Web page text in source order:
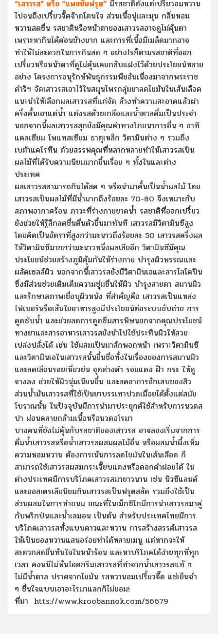
“เสาวรส” หรือ “แพชชั่นฟรุต” มีรสชาติตั้งแต่เปรี้ยวอมหวาน
ไปจนถึงเปรี้ยวจี๊ดจ๊าดโดนใจ ส่วนเนื้อนุ่มละมุน กลิ่นหอม
หวานสดชื่น รสชาติหรือหน้าตาของเสาวรสอาจดูไม่คุ้นตา
เพราะหากินได้ค่อนข้างยาก และการที่เนื้อมีเมล็ดมากอาจ
ทำให้ไม่สะดวกในการกินสด ๆ อย่างไรก็ตามรสชาติที่ออก
เปรี้ยวหรือหน้าตาที่ดูไม่คุ้นเคยกลับแฝงไว้ด้วยประโยชน์หลาย
อย่าง โครงการอนุรักษ์พันธุกรรมพืชอันเนื่องมาจากพระราช
ดำริฯ จัดเสาวรสเอาไว้ในสมุนไพรกลุ่มยาลดไขมันในเส้นเลือด
แนะนำให้เลือกผลเสาวรสที่แก่จัด ล้างทำความสะอาดแล้วผ่า
ครึ่งคั้นเอาแต่น้ำ แต่งรสด้วยเกลือและน้ำตาลดื่มเป็นประจำ
นอกจากนี้ผลเสาวรสสุกยังมีคุณค่าทางโภชนาการอื่น ๆ อาทิ
แคลเซียม โพแทสเซียม ธาตุเหล็ก วิตามินต่าง ๆ รวมถึง
เบต้าแคโรทีน ด้วยสรรพคุณที่หลากหลายทำให้เสาวรสเป็น
ผลไม้ที่ได้รับความนิยมมากขึ้นเรื่อย ๆ ทั้งในและต่าง
ประเทศ
ผลเสาวรสสามารถกินได้สด ๆ หรือนำมาคั้นเป็นน้ำผลไม้ โดย
เสาวรสเป็นผลไม้ที่มีน้ำมากถึงร้อยละ 70-80 จึงเหมาะกับ
สภาพอากาศร้อน ภาวะที่ร่างกายขาดน้ำ รสชาติที่ออกเปรี้ยว
ยังช่วยให้รู้สึกสดชื่นตื่นตัวขึ้นมาทันที เสาวรสมีวิตามินซีสูง
โดยคิดเป็นอัตราที่สูงกว่ามะนาวถึงร้อยละ 50 เสาวรสครึ่งผล
ให้วิตามินซีมากกว่ามะนาวหนึ่งผลเสียอีก วิตามินซีมีคุณ
ประโยชน์ช่วยสร้างภูมิคุ้มกันให้ร่างกาย บำรุงผิวพรรณและ
ผลัดเซลล์ผิว นอกจากนี้เสาวรสยังมีวิตามินเอและสารไลโคปีน
ซึ่งมีส่วนช่วยเติมเต็มความชุ่มชื่นให้ผิว บำรุงสายตา สมานผิว
และรักษาสภาพเยื่อบุผิวหนัง ที่สำคัญคือ เสาวรสเป็นแหล่ง
ไฟเบอร์หรือเส้นใยอาหารสูงมีประโยชน์ต่อระบบขับถ่าย การ
ดูดซับน้ำ และช่วยลดการดูดซึมสารพิษนอกจากคุณประโยชน์
ทางยาและสารอาหารเสาวรสยังนำไปใช้ประทินผิวให้สวย
เปล่งปลั่งได้ เช่น ใช้ผสมเป็นมาส์กพอกหน้า เพราะวิตามินซี
และวิตามินเอในเสาวรสนั้นขึ้นชื่อทั้งในเรื่องของการสมานผิว
และลดเลือนรอยเหี่ยวย่น จุดด่างดำ รอยแดง ฝ้า กระ ให้ดู
จางลง ช่วยให้ผิวนุ่มเนียนขึ้น และลดอาการอักเสบของสิว
ส่วนน้ำมันเสาวรสที่ใช้เป็นยาบรรเทาปวดเมื่อยได้ตั้งแต่สมัย
โบราณนั้น ในปัจจุบันมีการนำมาประยุกต์ใช้สำหรับการนวดส
ปา ผ่อนคลายกล้ามเนื้อหรือนวดอโรมา
บางคนที่ยังไม่คุ้นกับรสชาติของเสาวรส อาจลองเริ่มจากการ
ดื่มน้ำเสาวรสหรือน้ำเสาวรสผสมผลไม้อื่น หรือผสมน้ำผึ้งเพิ่ม
ความหอมหวาน ต้องการเน้นการลดไขมันในเส้นเลือด ก็
สามารถใช้เสาวรสผสมกระเจี๊ยบแดงหรือดอกคำฝอยได้ ใน
ต่างประเทศมีการบริโภคเสาวรสมายาวนาน เช่น นิวซีแลนด์
และออสเตรเลียนิยมกินเสาวรสเป็นฟรุตสลัด รวมถึงใช้เป็น
ส่วนผสมในการทำขนม ขณะที่ในเม็กซิโกมีการนำเสาวรสมาคู่
กับพริกป่นและน้ำเลมอน เป็นต้น สำหรับประเทศไทยมีการ
บริโภคเสาวรสทั้งแบบคาวและหวาน การสร้างสรรค์เสาวรส
ให้เป็นของหวานแสนอร่อยทำได้หลายเมนู แต่หากจะให้
สะดวกสดชื่นทันใจในหน้าร้อน และหาบริโภคได้ง่ายทุกที่ทุก
เวลา คงหนีไม่พ้นไอศกรีมเสาวรสที่ทำจากน้ำเสาวรสแท้ ๆ
ไม่มีน้ำตาล ปราศจากไขมัน รสหวานอมเปรี้ยวจี๊ด แช่เย็นฉ่ำ
ๆ ชื่นใจแบบเอาอะไรมาแลกก็ไม่ยอม!
ที่มา htts://www.kroobannok.com/56679